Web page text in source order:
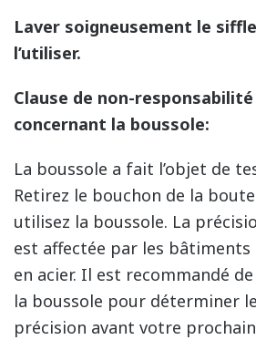
Laver soigneusement le
l’utiliser.
Clause de non-
concernant la boussole:
La boussole a fait l’objet de
Retirez le bouchon de la
utilisez la boussole. La
est affectée par les
en acier. Il est recommandé
la boussole pour déterminer
précision avant votre